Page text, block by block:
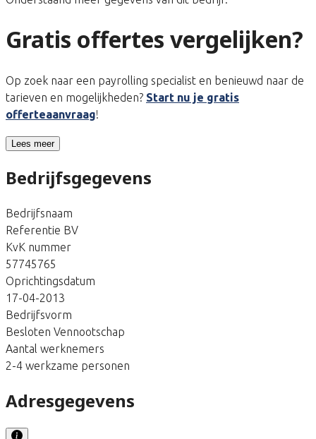
Gratis offertes vergelijken?
Op zoek naar een payrolling specialist en benieuwd naar de
tarieven en mogelijkheden? Start nu je gratis
offerteaanvraag!
Lees meer
Bedrijfsgegevens
Bedrijfsnaam
Referentie BV
KvK nummer
57745765
Oprichtingsdatum
17-04-2013
Bedrijfsvorm
Besloten Vennootschap
Aantal werknemers
2-4 werkzame personen
Adresgegevens